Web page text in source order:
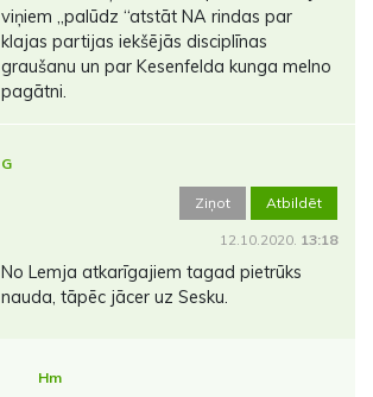
viņiem ,,palūdz “atstāt NA rindas par
klajas partijas iekšējās disciplīnas
graušanu un par Kesenfelda kunga melno
pagātni.
G
Ziņot Atbildēt
12.10.2020. 13:18
No Lemja atkarīgajiem tagad pietrūks
nauda, tāpēc jācer uz Sesku.
Hm